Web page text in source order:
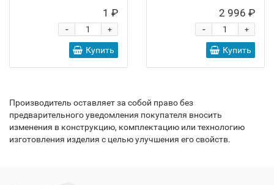
1 ₽
+
-
Купить
2 996 ₽
+
-
Купить
Производитель оставляет за собой право без
предварительного уведомления покупателя вносить
изменения в конструкцию, комплектацию или технологию
изготовления изделия с целью улучшения его свойств.